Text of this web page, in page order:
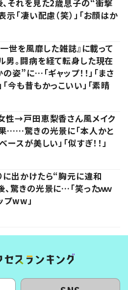
それを見た2歳息子の“衝撃
凄い配慮（笑）」「お顔はか
世を風靡した雑誌』に載って
男。闘病を経て転身した現在
姿”に…「ギャップ！！」「まさ
「今も昔もかっこいい」「素晴
性→戸田恵梨香さん風メイク
……驚きの光景に「本人かと
ースが美しい」「似すぎ！！」
に出かけたら“胸元に違和
驚きの光景に…「笑ったｗｗ
プww」